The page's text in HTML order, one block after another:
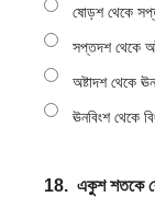
ষোড়শ থেকে
সপ্তদশ থেকে
অষ্টাদশ থেকে
ঊনবিংশ থেকে
18. একুশ শতকে